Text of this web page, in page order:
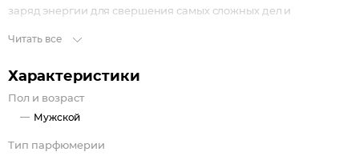
заряд энергии для свершения самых сложных дел и
древесных ингредиентов. Стойкий запах начинает
рассказывать свою ольфакторную историю ароматическими
сентенциями лимона, бергамота и базилика. Эффектный
цитрусовый старт, дополненный душистостью специи, с самого
Читать все
Характеристики
Пол и возраст
Мужской
Тип парфюмерии